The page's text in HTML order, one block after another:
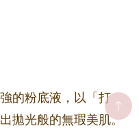
的粉底液，以「打
拋光般的無瑕美肌。